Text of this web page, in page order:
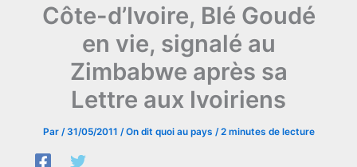
Côte-d’Ivoire, Blé Goudé
en vie, signalé au
Zimbabwe après sa
Lettre aux Ivoiriens
Par / 31/05/2011 /On dit quoi au pays /2 minutes de lecture